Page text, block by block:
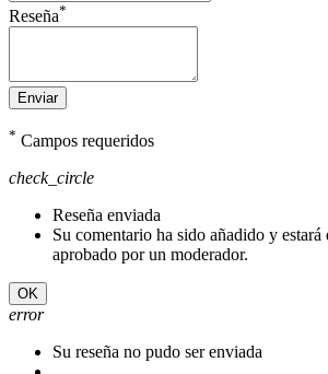
Reseña*
Enviar
* Campos requeridos
check_circle
Reseña enviada
Su comentario ha sido añadido y estará
aprobado por un moderador.
OK
error
Su reseña no pudo ser enviada